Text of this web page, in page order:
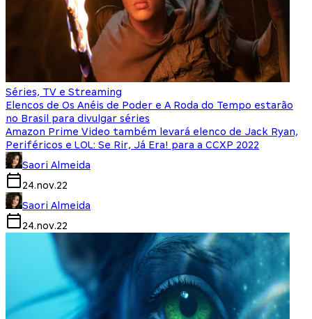
Séries, TV e Streaming
Elencos de Os Anéis de Poder e A Roda do Tempo estarão
no Brasil para divulgar séries
Amazon Prime Video também levará elenco de Jack Ryan,
Periféricos e LOL: Se Rir, Já Era! para a CCXP 2022
Saori Almeida
24.nov.22
Saori Almeida
24.nov.22